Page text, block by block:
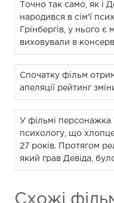
Точно так само, як і
народився в сім'ї
Грінбергів, у нього
виховували в
Спочатку фільм
апеляції рейтинг
У фільмі
психологу, що
27 років. Протягом
який грав Девіда,
Схожі